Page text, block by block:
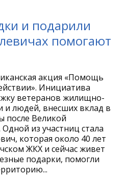
и подарили
помогают
акция «Помощь
Инициатива
ветеранов жилищно-
и людей, внесших вклад в
после Великой
из участниц стала
которая около 40 лет
ЖКХ и сейчас живет
подарки, помогли